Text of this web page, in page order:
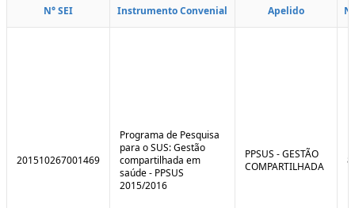
N° SEI Instrumento Convenial Apelido
201510267001469
Programa de Pesquisa
para o SUS: Gestão
compartilhada em
saúde - PPSUS
2015/2016
PPSUS - GESTÃO
COMPARTILHADA